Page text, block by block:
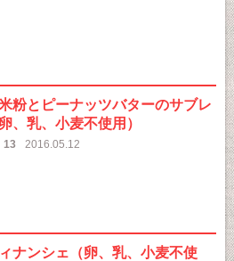
粉とピーナッツバターのサブレ
卵、乳、小麦不使用）
13 2016.05.12
ナンシェ（卵、乳、小麦不使